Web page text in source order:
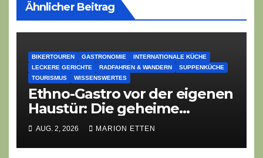
Ähnlicher Beitrag
BIKERTOUREN GASTRONOMIE
INTERNATIONALE KÜCHE
LECKERE GERICHTE
RADFAHREN & WANDERN
SUPPENKÜCHE
TOURISMUS
WISSENSWERTES
Ethno-Gastro vor der eigenen
Haustür: Die geheime
kulinarische DNA des
Gasthofs „Zur Eiche“
AUG. 2, 2026 MARION ETTEN